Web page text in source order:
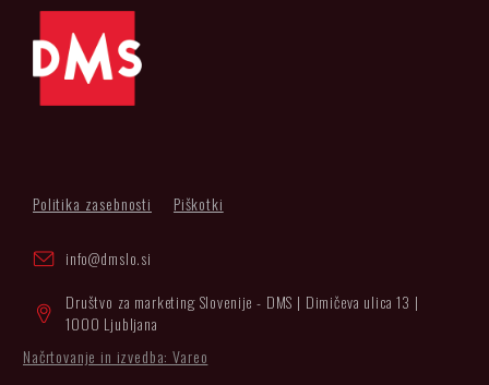
Politika zasebnosti Piškotki
info@dmslo.si
Društvo za marketing Slovenije - DMS | Dimičeva ulica 13 |
1000 Ljubljana
Načrtovanje in izvedba: Vareo